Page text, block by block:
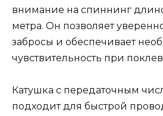
внимание на спиннинг
метра. Он позволяет
забросы и обеспечивает
чувствительность при
Катушка с передаточным
подходит для быстрой